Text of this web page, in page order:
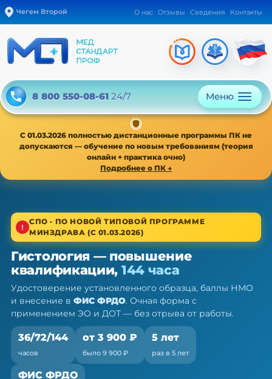
Чегем Второй О нас Отзывы Сведения Контакты
8 800 550-08-61 24/7 Меню
С 01.03.2026 полностью дистанционные программы ПК не
допускаются — обучение по новым требованиям (теория
онлайн + практика очно)
Подробнее о ПК →
Среднее звено · новая типовая программа
Гистология — ПК, 36/72/144 ч
Очно (практика) + теория онлайн, без отрыва от
работы
СПО · ПО НОВОЙ ТИПОВОЙ ПРОГРАММЕ
МИНЗДРАВА (С 01.03.2026)
Гистология — повышение
квалификации, 144 часа
Удостоверение установленного образца, баллы НМО
и внесение в ФИС ФРДО. Очная форма с
применением ЭО и ДОТ — без отрыва от работы.
36/72/144
часов
от 3 900 ₽
было 9 900 ₽
5 лет
раз в 5 лет
ФИС ФРДО